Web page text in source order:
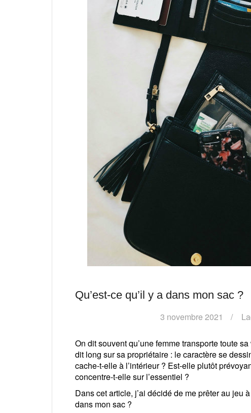
Qu’est-ce qu’il y a dans mon sac ?
3 novembre 2021
On dit souvent qu’une femme transporte toute
dit long sur sa propriétaire : le caractère se
cache-t-elle à l’intérieur ? Est-elle plutôt
concentre-t-elle sur l’essentiel ?
Dans cet article, j’ai décidé de me prêter au jeu
dans mon sac ?